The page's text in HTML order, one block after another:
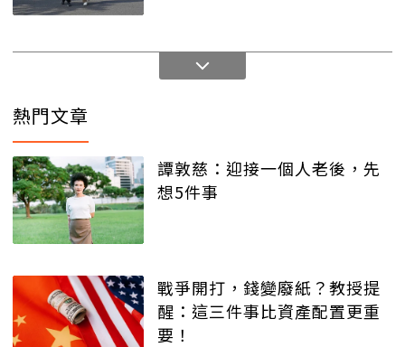
熱門文章
譚敦慈：迎接一個人老後，先
想5件事
戰爭開打，錢變廢紙？教授提
醒：這三件事比資產配置更重
要！